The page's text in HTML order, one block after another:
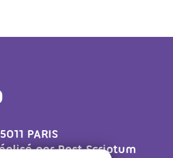
PARIS
parPost Scriptum